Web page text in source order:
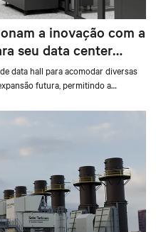
a inovação com a
seu data center
data hall para acomodar diversas
futura, permitindo a
integrar perfeitamente à
e refrigeração robustas para